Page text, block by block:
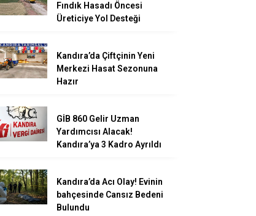
Fındık Hasadı Öncesi
Üreticiye Yol Desteği
Kandıra’da Çiftçinin Yeni
Merkezi Hasat Sezonuna
Hazır
GİB 860 Gelir Uzman
Yardımcısı Alacak!
Kandıra’ya 3 Kadro Ayrıldı
Kandıra’da Acı Olay! Evinin
bahçesinde Cansız Bedeni
Bulundu